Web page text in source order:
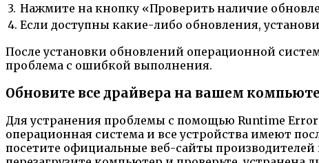
3. Нажмите на кнопку «Проверить наличие
4. Если доступны какие-либо обновления,
После установки обновлений операционной
проблема с ошибкой выполнения.
Обновите все драйвера на вашем
Для устранения проблемы с помощью Runtime
операционная система и все устройства имеют
посетите официальные веб-сайты производителей